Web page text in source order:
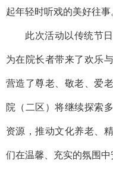
起年轻时听戏的美好往事
此次活动以传统节
为在院长者带来了欢乐
营造了尊老、敬老、爱
院（二区）将继续探索
资源，推动文化养老、
们在温馨、充实的氛围中